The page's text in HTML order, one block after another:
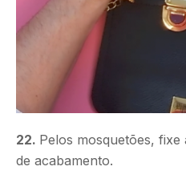
22. Pelos mosquetões,
de acabamento.